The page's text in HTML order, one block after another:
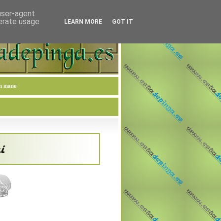
mano
agent
usage
LEARN MORE GOT IT